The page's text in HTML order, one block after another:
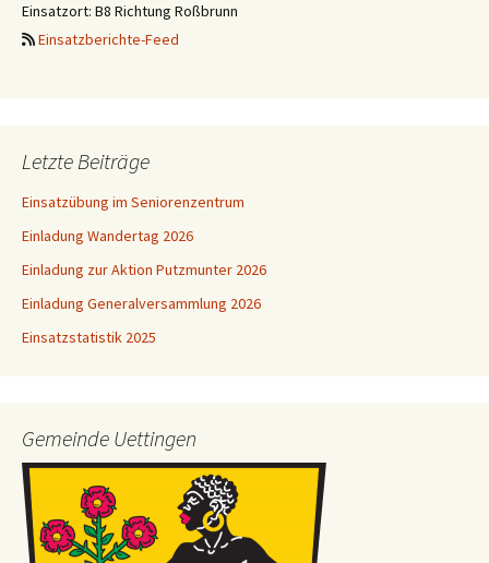
Einsatzort: B8 Richtung Roßbrunn
Einsatzberichte-Feed
Letzte Beiträge
Einsatzübung im Seniorenzentrum
Einladung Wandertag 2026
Einladung zur Aktion Putzmunter 2026
Einladung Generalversammlung 2026
Einsatzstatistik 2025
Gemeinde Uettingen